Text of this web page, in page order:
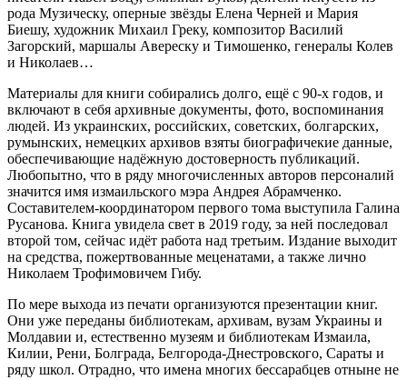
рода Музическу, оперные звёзды Елена Черней и Мария
Биешу, художник Михаил Греку, композитор Василий
Загорский, маршалы Авереску и Тимошенко, генералы Колев
и Николаев…
Материалы для книги собирались долго, ещё с 90-х годов, и
включают в себя архивные документы, фото, воспоминания
людей. Из украинских, российских, советских, болгарских,
румынских, немецких архивов взяты биографичекие данные,
обеспечивающие надёжную достоверность публикаций.
Любопытно, что в ряду многочисленных авторов персоналий
значится имя измаильского мэра Андрея Абрамченко.
Составителем-координатором первого тома выступила Галина
Русанова. Книга увидела свет в 2019 году, за ней последовал
второй том, сейчас идёт работа над третьим. Издание выходит
на средства, пожертвованные меценатами, а также лично
Николаем Трофимовичем Гибу.
По мере выхода из печати организуются презентации книг.
Они уже переданы библиотекам, архивам, вузам Украины и
Молдавии и, естественно музеям и библиотекам Измаила,
Килии, Рени, Болграда, Белгорода-Днестровского, Сараты и
ряду школ. Отрадно, что имена многих бессарабцев отныне не